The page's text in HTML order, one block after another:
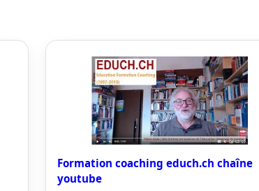
Formation coaching educh.ch chaîne
youtube